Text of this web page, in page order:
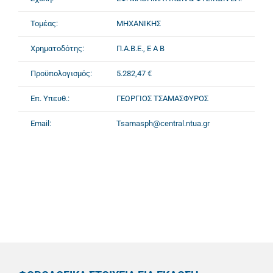
Τομέας: ΜΗΧΑΝΙΚΗΣ
Χρηματοδότης: Π.Α.Β.Ε., Ε Α Β
Προϋπολογισμός: 5.282,47 €
Επ. Υπευθ.: ΓΕΩΡΓΙΟΣ ΤΣΑΜΑΣΦΥΡΟΣ
Email: Tsamasph@central.ntua.gr